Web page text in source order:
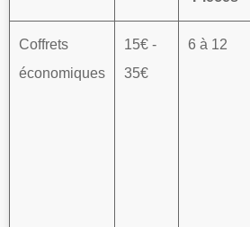
Coffrets
économiques
15€ -
35€
6 à 12